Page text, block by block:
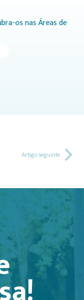
os nas Áreas de
Artigo seguinte